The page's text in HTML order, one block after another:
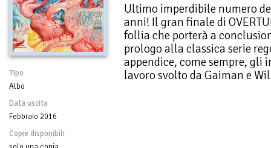
Tipo
Albo
Data uscita
Febbraio 2016
Copie disponibili
Ultimo imperdibile numero
anni! Il gran finale di
follia che porterà a
prologo alla classica serie
appendice, come sempre,
lavoro svolto da Gaiman e